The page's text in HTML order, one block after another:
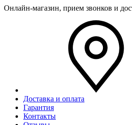
Онлайн-магазин, прием звонков и
Доставка и оплата
Гарантия
Контакты